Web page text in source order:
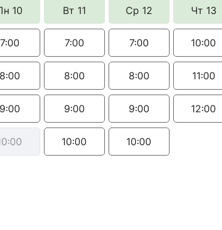
10 Вт 11 Ср 12 Чт 13
7:00
8:00
9:00
7:00
8:00
9:00
10:00
7:00
8:00
9:00
10:00
10:00
11:00
12:00